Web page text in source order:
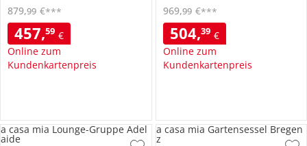
457,59 €
Online zum
Kundenkartenpreis
879,99 €***
504,39 €
Online zum
Kundenkartenpreis
969,99 €***
a casa mia Lounge-Gruppe Adel
aide
a casa mia Gartensessel Bregen
z